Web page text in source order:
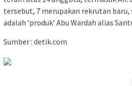
tersebut, 7 merupakan rekrutan baru,
adalah ‘produk’ Abu Wardah alias
Sumber : detik.com